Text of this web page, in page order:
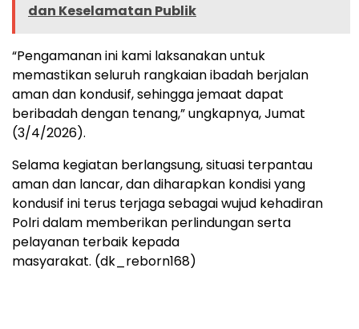
dan Keselamatan Publik
“Pengamanan ini kami laksanakan untuk
memastikan seluruh rangkaian ibadah berjalan
aman dan kondusif, sehingga jemaat dapat
beribadah dengan tenang,” ungkapnya, Jumat
(3/4/2026).
Selama kegiatan berlangsung, situasi terpantau
aman dan lancar, dan diharapkan kondisi yang
kondusif ini terus terjaga sebagai wujud kehadiran
Polri dalam memberikan perlindungan serta
pelayanan terbaik kepada
masyarakat. (dk_reborn168)